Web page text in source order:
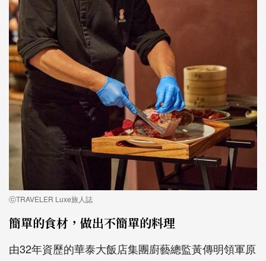
ⓒTRAVELER Luxe旅人誌
簡單的食材，做出不簡單的料理
由32年資歷的華泰大飯店集團廚藝總監黃傳明領軍原